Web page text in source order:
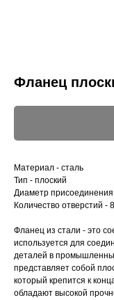
Фланец
Материал - сталь
Тип - плоский
Диаметр
Количество отверстий - 8
Фланец из стали - это
используется для
деталей в
представляет собой
который крепится к
обладают высокой